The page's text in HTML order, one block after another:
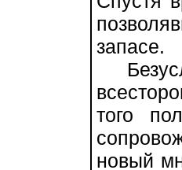
запасе.
того
новый